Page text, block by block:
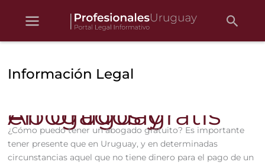
Información Legal
Abogados gratis en Uruguay
¿Cómo puedo tener un abogado gratuito? Es importante
tener presente que en Uruguay, y en determinadas
circunstancias aquel que no tiene dinero para el pago de un